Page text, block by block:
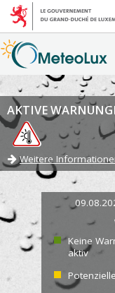
AKTIVE
Weitere
Keine
aktiv